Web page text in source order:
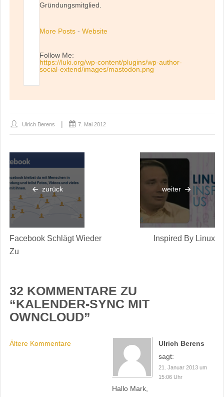
Gründungsmitglied.
More Posts- Website
Follow Me:
https://luki.org/wp-content/plugins/wp-author-
social-extend/images/mastodon.png
Ulrich Berens 7. Mai 2012
zurück
Facebook Schlägt Wieder
Zu
weiter
Inspired By Linux
32 KOMMENTARE ZU
“KALENDER-SYNC MIT
OWNCLOUD”
COMMENT
Ältere Kommentare
Ulrich Berens
sagt:
21. Januar 2013 um
15:06 Uhr
Hallo Mark,